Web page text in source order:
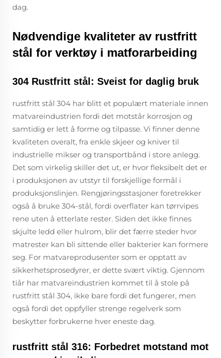
dag.
Nødvendige kvaliteter av rustfritt
stål for verktøy i matforarbeiding
304 Rustfritt stål: Sveist for daglig bruk
rustfritt stål 304 har blitt et populært materiale innen
matvareindustrien fordi det motstår korrosjon og
samtidig er lett å forme og tilpasse. Vi finner denne
kvaliteten overalt, fra enkle skjeer og kniver til
industrielle mikser og transportbånd i store anlegg.
Det som virkelig skiller det ut, er hvor fleksibelt det er
i produksjonen av utstyr til forskjellige formål i
produksjonslinjen. Rengjøringsstasjoner foretrekker
også å bruke 304-stål, fordi overflater kan tørrvipes
rene uten å etterlate rester. Siden det ikke finnes
skjulte ledd eller hulrom, blir det færre steder hvor
matrester kan bli sittende eller bakterier kan formere
seg. For matvareprodusenter som er opptatt av
sikkerhetsprosedyrer, er dette svært viktig. Gjennom
tiår har matvareindustrien kommet til å stole på
rustfritt stål 304, ikke bare fordi det fungerer, men
også fordi det oppfyller strenge regelverk som
beskytter forbrukerne hver eneste dag.
rustfritt stål 316: Forbedret motstand mot